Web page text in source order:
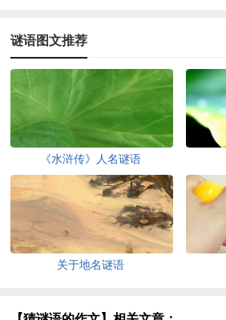
谜语图文推荐
《水浒传》人名谜语
关于地名谜语